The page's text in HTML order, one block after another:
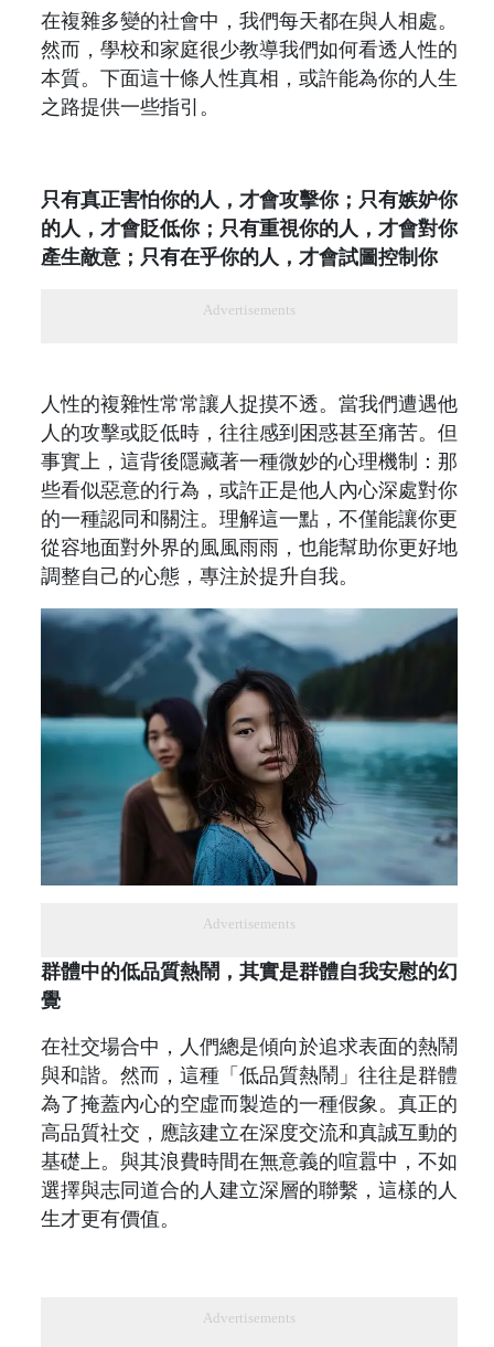
在複雜多變的社會中，我們每天都在與人相處。
然而，學校和家庭很少教導我們如何看透人性的
本質。下面這十條人性真相，或許能為你的人生
之路提供一些指引。
只有真正害怕你的人，才會攻擊你；只有嫉妒你
的人，才會貶低你；只有重視你的人，才會對你
產生敵意；只有在乎你的人，才會試圖控制你
Advertisements
人性的複雜性常常讓人捉摸不透。當我們遭遇他
人的攻擊或貶低時，往往感到困惑甚至痛苦。但
事實上，這背後隱藏著一種微妙的心理機制：那
些看似惡意的行為，或許正是他人內心深處對你
的一種認同和關注。理解這一點，不僅能讓你更
從容地面對外界的風風雨雨，也能幫助你更好地
調整自己的心態，專注於提升自我。
Advertisements
群體中的低品質熱鬧，其實是群體自我安慰的幻
覺
在社交場合中，人們總是傾向於追求表面的熱鬧
與和諧。然而，這種「低品質熱鬧」往往是群體
為了掩蓋內心的空虛而製造的一種假象。真正的
高品質社交，應該建立在深度交流和真誠互動的
基礎上。與其浪費時間在無意義的喧囂中，不如
選擇與志同道合的人建立深層的聯繫，這樣的人
生才更有價值。
Advertisements